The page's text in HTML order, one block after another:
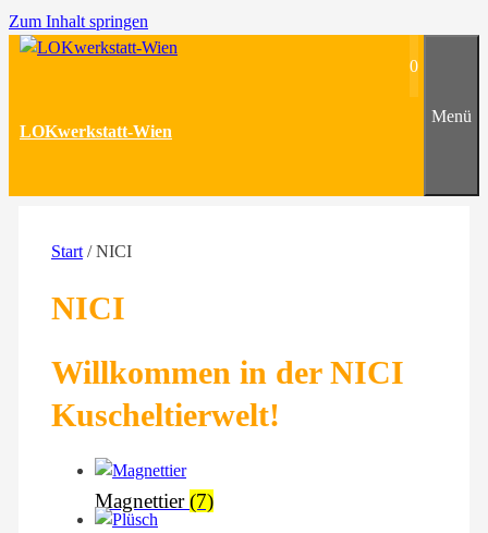
Zum Inhalt springen
LOKwerkstatt-Wien
0
Menü
Start / NICI
NICI
Willkommen in der NICI
Kuscheltierwelt!
Magnettier(7)